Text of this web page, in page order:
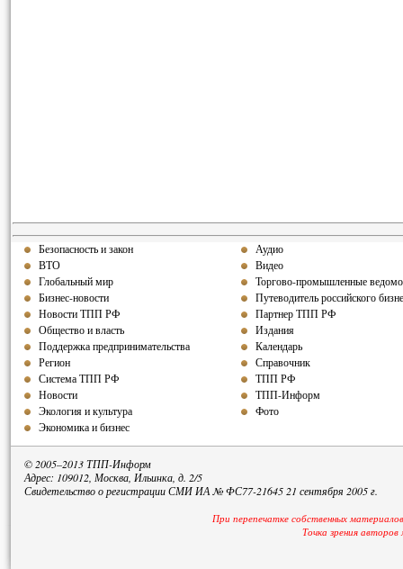
Безопасность и закон
ВТО
Глобальный мир
Бизнес-новости
Новости ТПП РФ
Общество и власть
Поддержка предпринимательства
Регион
Система ТПП РФ
Новости
Экология и культура
Экономика и бизнес
Аудио
Видео
Торгово-промышленные
Путеводитель российского
Партнер ТПП РФ
Издания
Календарь
Справочник
ТПП РФ
ТПП-Информ
Фото
© 2005–2013 ТПП-Информ
Адрес: 109012, Москва, Ильинка, д. 2/5
Свидетельство о регистрации СМИ ИА № ФС77-21645 21 сентября 2005 г.
При перепечатке собственных
Точка зрения